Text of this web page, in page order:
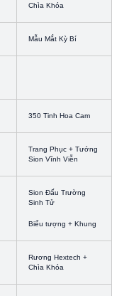
Chìa Khóa
Mẫu Mắt Kỳ Bí
350 Tinh Hoa Cam
Trang Phục + Tướng
Sion Vĩnh Viễn
Sion Đấu Trường
Sinh Tử
Biểu tượng + Khung
Rương Hextech +
Chìa Khóa